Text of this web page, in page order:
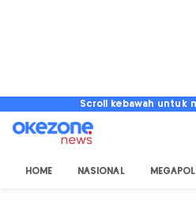
Scroll kebawah untuk
HOME NASIONAL